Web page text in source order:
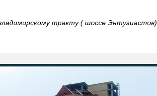
тракту ( шоссе Энтузиастов)